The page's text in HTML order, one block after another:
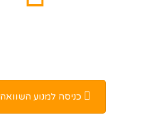
כניסה למנוע השוואה